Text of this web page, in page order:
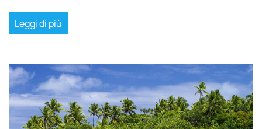
Leggi di più